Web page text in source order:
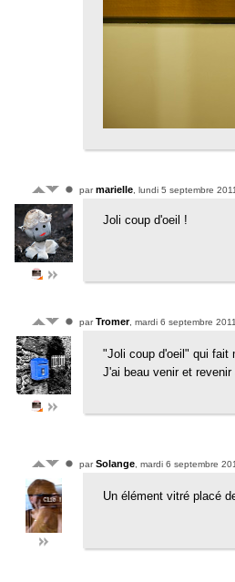
parmarielle , lundi 5 septembre
Joli coup d'oeil !
parTromer, mardi 6 septembre
"Joli coup d'oeil" qui fait
J'ai beau venir et
parSolange , mardi 6 septembre
Un élément vitré placé